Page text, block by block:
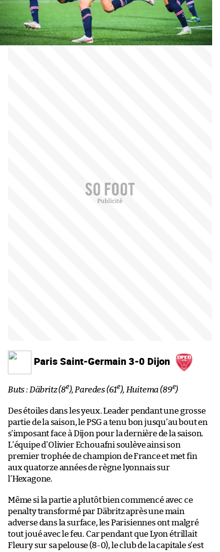
Paris Saint-Germain 3-0 Dijon
Buts : Däbritz (8e), Paredes (61e), Huitema (89e)
Des étoiles dans les yeux. Leader pendant une grosse
partie de la saison, le PSG a tenu bon jusqu’au bout en
s’imposant face à Dijon pour la dernière de la saison.
L’équipe d’Olivier Echouafni soulève ainsi son
premier trophée de champion de France et met fin
aux quatorze années de règne lyonnais sur
l’Hexagone.
Même si la partie a plutôt bien commencé avec ce
penalty transformé par Däbritz après une main
adverse dans la surface, les Parisiennes ont malgré
tout joué avec le feu. Car pendant que Lyon étrillait
Fleury sur sa pelouse (8-0), le club de la capitale s’est